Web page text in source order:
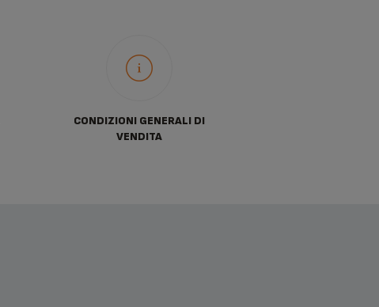
CONDIZIONI GENERALI DI
VENDITA